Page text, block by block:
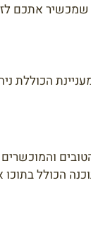
אתכם
הכוללת
הכולל